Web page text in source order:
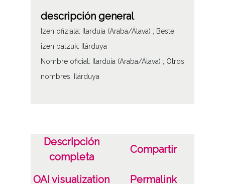
descripción general
Izen ofiziala: Ilarduia (Araba/Álava) ; Beste
izen batzuk: Ilárduya
Nombre oficial: Ilarduia (Araba/Álava) ; Otros
nombres: Ilárduya
Descripción
completa
Compartir
OAI visualization Permalink